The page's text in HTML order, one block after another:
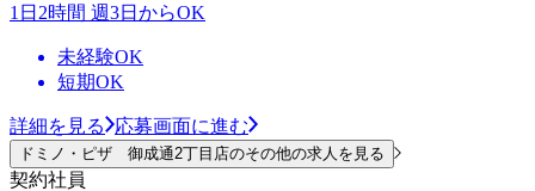
1日2時間 週3日からOK
未経験OK
短期OK
詳細を見る 応募画面に進む
ドミノ・ピザ 御成通2丁目店のその他の求人を見る
契約社員